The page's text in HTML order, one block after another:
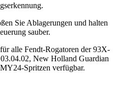
Sie Ablagerungen und halten
sauber.
alle Fendt-Rogatoren der 93X-
New Holland Guardian
Spritzen verfügbar.